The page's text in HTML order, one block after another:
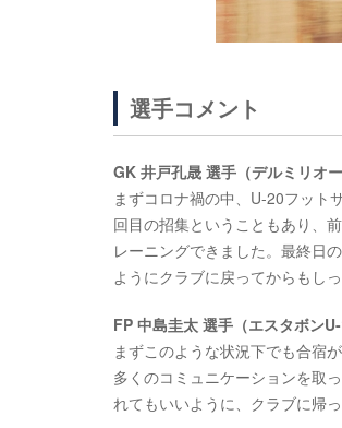
選手コメント
GK 井戸孔晟 選手（デルミリオ
まずコロナ禍の中、U-20フット
回目の招集ということもあり、
レーニングできました。最終日
ようにクラブに戻ってからもし
FP 中島圭太 選手（エスタボンU-
まずこのような状況下でも合宿
多くのコミュニケーションを取
れてもいいように、クラブに帰